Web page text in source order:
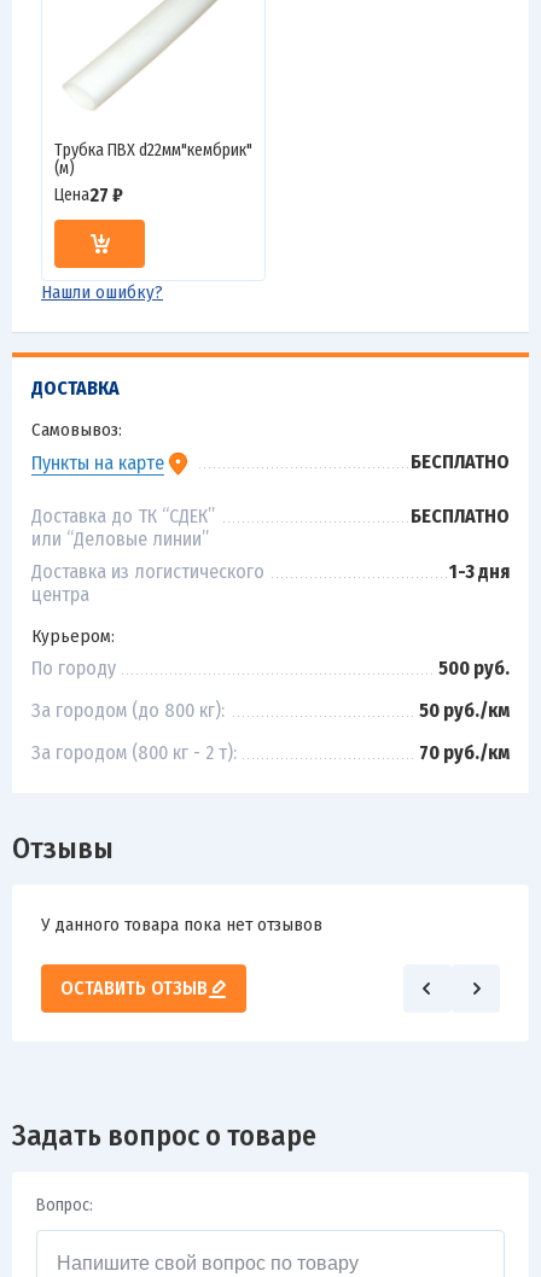
ДОСТАВКА
Самовывоз:
Пункты на карте БЕСПЛАТНО
Доставка до ТК “СДЕК”
или “Деловые линии”
БЕСПЛАТНО
Доставка из логистического
центра
1-3 дня
Курьером:
По городу
500 руб.
За городом (до 800 кг):
50 руб./км
За городом (800 кг - 2 т):
70 руб./км
Трубка ПВХ d22мм"кембрик"
(м)
Цена27 ₽
Нашли ошибку?
Отзывы
У данного товара пока нет отзывов
ОСТАВИТЬ ОТЗЫВ
Задать вопрос о товаре
Вопрос: